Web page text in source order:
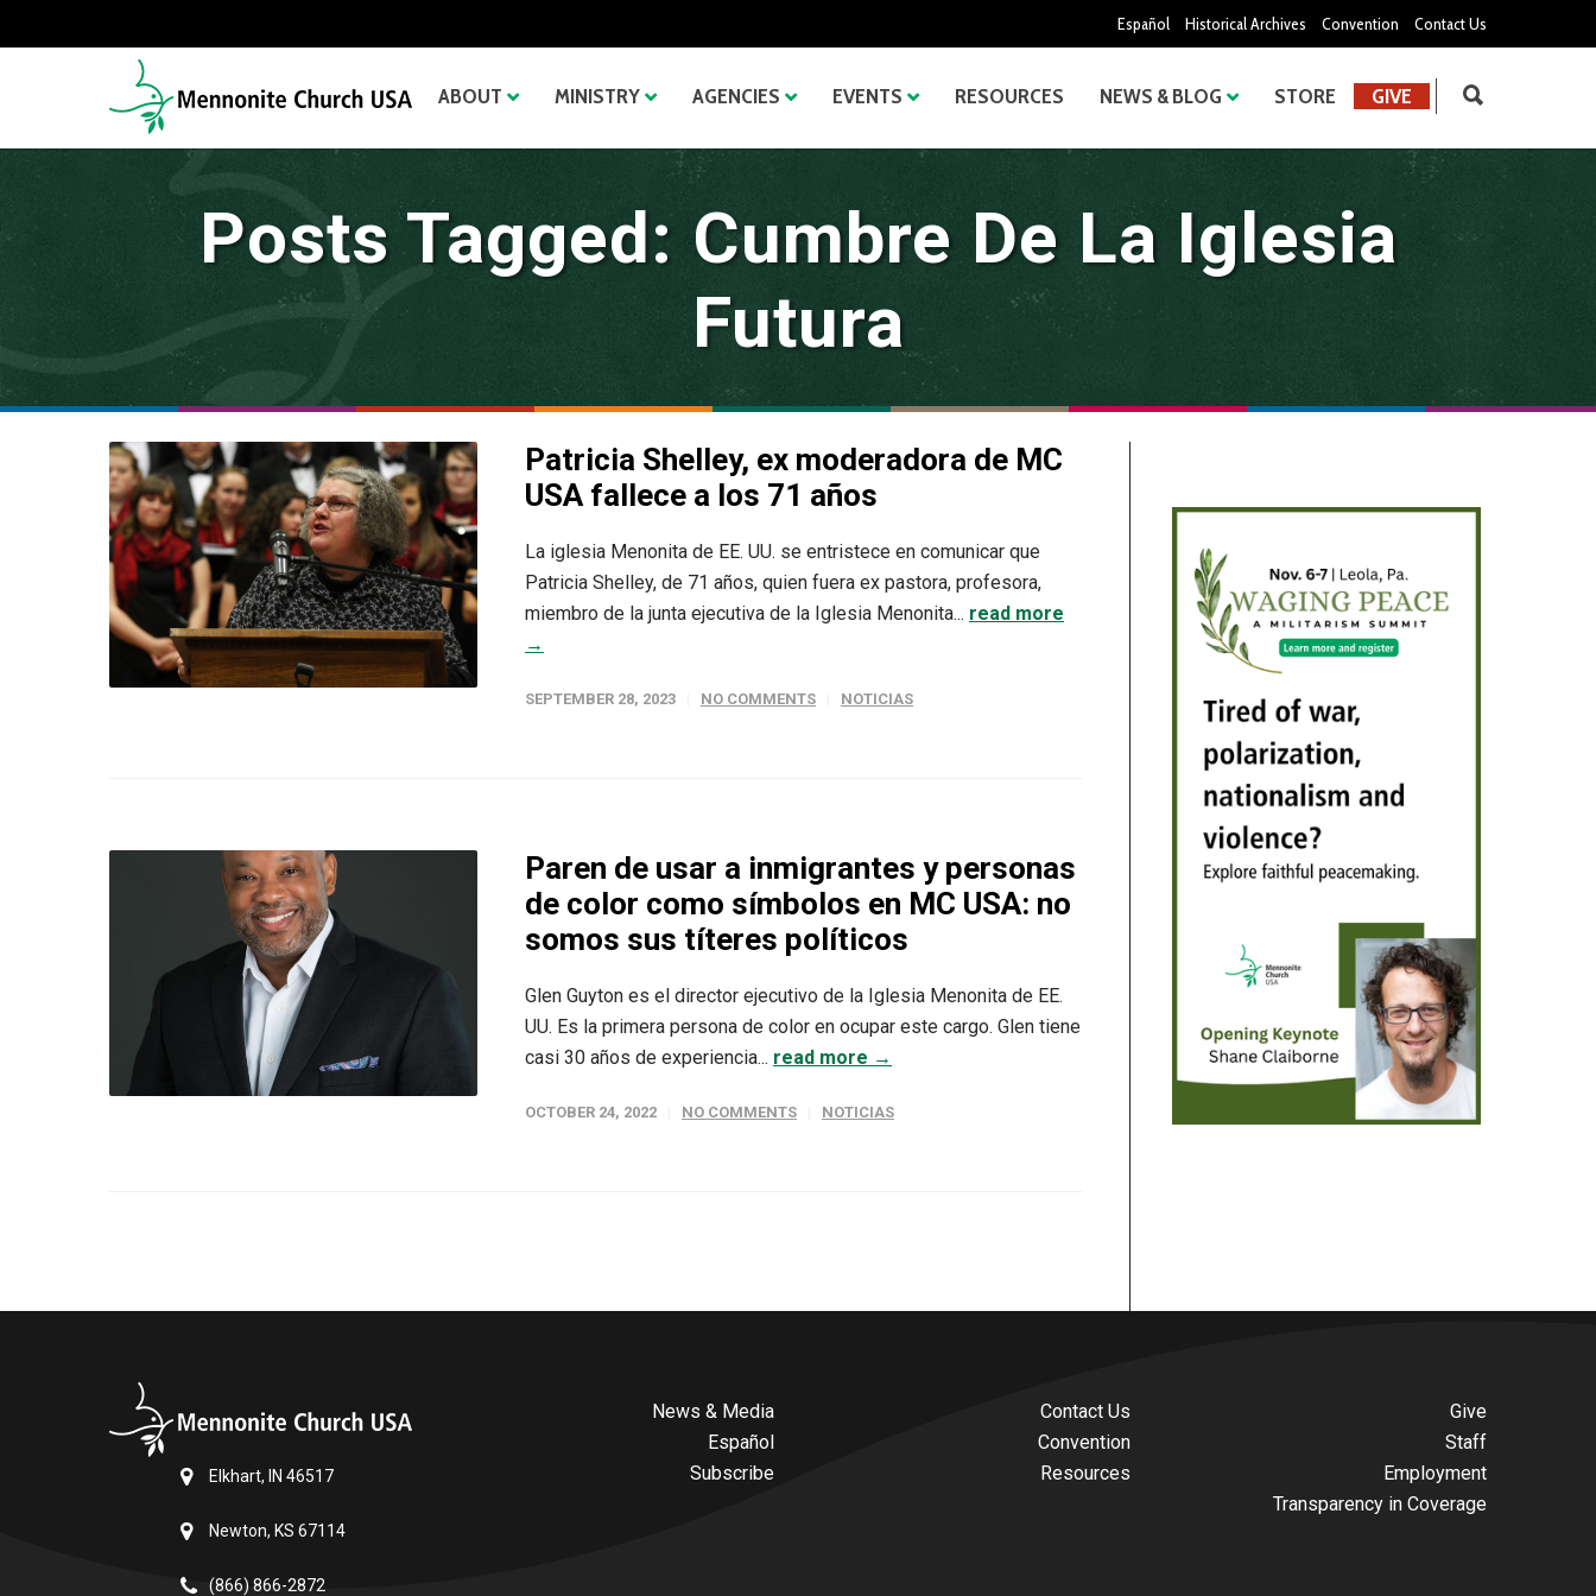
Español Historical Archives Convention Contact Us
ABOUT MINISTRY AGENCIES EVENTS RESOURCES NEWS & BLOG STORE GIVE
Posts Tagged: Cumbre De La Iglesia
Futura
Patricia Shelley, ex moderadora de MC
USA fallece a los 71 años
La iglesia Menonita de EE. UU. se entristece en comunicar que
Patricia Shelley, de 71 años, quien fuera ex pastora, profesora,
miembro de la junta ejecutiva de la Iglesia Menonita... read more
→
SEPTEMBER 28, 2023 NO COMMENTS NOTICIAS
Paren de usar a inmigrantes y personas
de color como símbolos en MC USA: no
somos sus títeres políticos
Glen Guyton es el director ejecutivo de la Iglesia Menonita de EE.
UU. Es la primera persona de color en ocupar este cargo. Glen tiene
casi 30 años de experiencia... read more →
OCTOBER 24, 2022 NO COMMENTS NOTICIAS
Elkhart, IN 46517
Newton, KS 67114
(866) 866-2872
News & Media
Español
Subscribe
Contact Us
Convention
Resources
Give
Staff
Employment
Transparency in Coverage